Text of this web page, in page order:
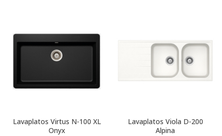
Lavaplatos Virtus N-100 XL
Onyx
Lavaplatos Viola D-200
Alpina